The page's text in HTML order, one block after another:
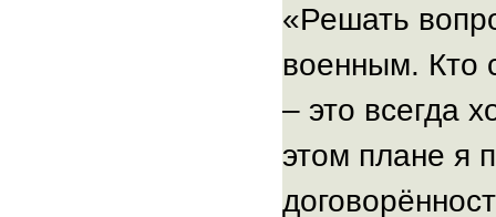
«Решать
военным. Кто
– это всегда
этом плане я